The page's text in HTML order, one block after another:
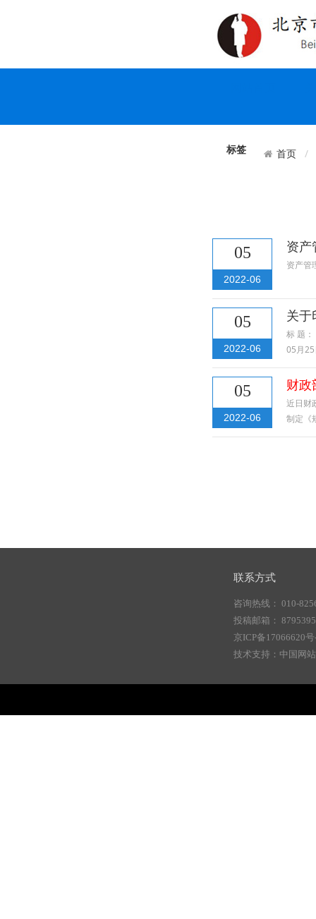
标签 首页
05
2022-06
资产
资产管
05
2022-06
关于
标 题
05月
05
2022-06
财政
近日财
制定《
联系方式
咨询热线： 010-
投稿邮箱：
京ICP备17066620
技术支持：中国网